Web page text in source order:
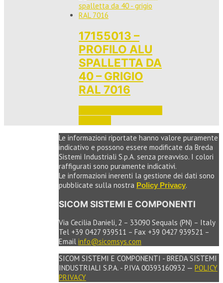
17155013 –
PROFILO ALU
SPALLETTA DA
40 – GRIGIO
RAL 7016
Le informazioni riportate hanno valore puramente
indicativo e possono essere modificate da Breda
Sistemi Industriali S.p.A. senza preavviso. I colori
raffigurati sono puramente indicativi.
Le informazioni inerenti la gestione dei dati sono
pubblicate sulla nostra Policy Privacy.
SICOM SISTEMI E COMPONENTI
Via Cecilia Danieli, 2 – 33090 Sequals (PN) – Italy
Tel +39 0427 939511 – Fax +39 0427 939521 –
Email info@sicomsys.com
SICOM SISTEMI E COMPONENTI - BREDA SISTEMI
INDUSTRIALI S.P.A. - P.IVA 00393160932 — POLICY
PRIVACY